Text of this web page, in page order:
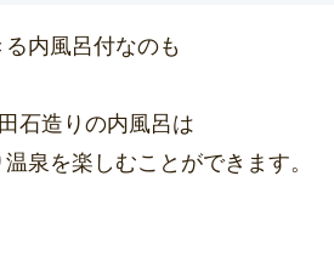
内風呂付なのも
石造りの内風呂は
泉を楽しむことができます。